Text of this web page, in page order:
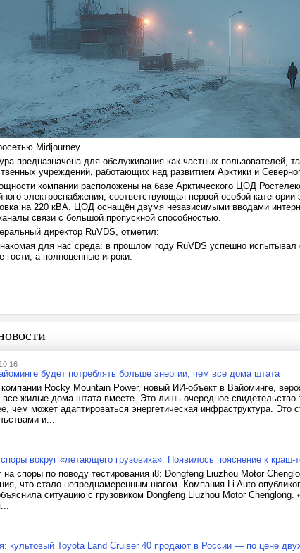
Midjourney
предназначена для обслуживания как частных пользователей,
учреждений, работающих над развитием Арктики и
компании расположены на базе Арктического ЦОД
электроснабжения, соответствующая первой особой
на 220 кВА. ЦОД оснащён двумя независимыми вводами
связи с большой пропускной способностью.
директор RuVDS, отметил:
для нас среда: в прошлом году RuVDS успешно
а полноценные игроки.
будет потреблять больше энергии, чем все дома штата
Rocky Mountain Power, новый ИИ-объект в Вайоминге,
все жилые дома штата вместе. Это лишь очередное свидетельство
чем может адаптироваться энергетическая инфраструктура.
и...
вокруг «летающего грузовика». Появилось пояснение к краш-
на споры по поводу тестирования i8: Dongfeng Liuzhou Motor
что стало непреднамеренным шагом. Компания Li Auto
ситуацию с грузовиком Dongfeng Liuzhou Motor Chenglong.
культовый Toyota Land Cruiser 40 продают в России — по цене